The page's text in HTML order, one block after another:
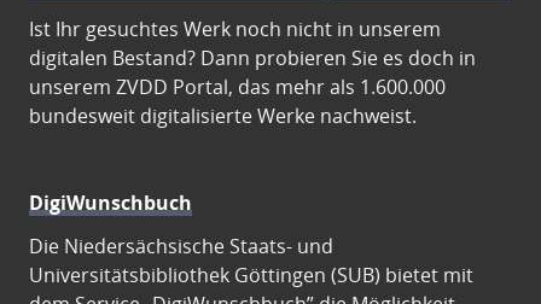
Ist Ihr gesuchtes Werk noch nicht in unserem
digitalen Bestand? Dann probieren Sie es doch in
unserem ZVDD Portal, das mehr als 1.600.000
bundesweit digitalisierte Werke nachweist.
DigiWunschbuch
Die Niedersächsische Staats- und
Universitätsbibliothek Göttingen (SUB) bietet mit